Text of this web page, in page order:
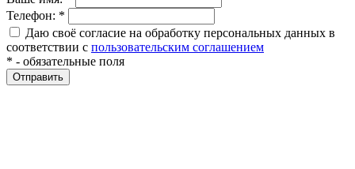
Телефон: *
Даю своё согласие на обработку персональных данных в
соответствии с пользовательским соглашением
* - обязательные поля